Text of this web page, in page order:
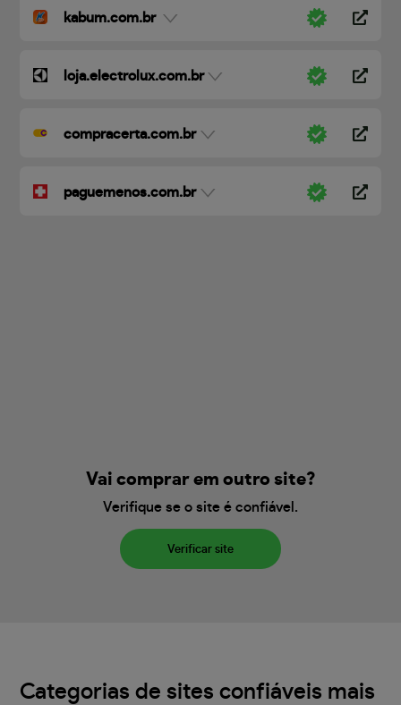
kabum.com.br
loja.electrolux.com.br
compracerta.com.br
paguemenos.com.br
Vai comprar em outro site?
Verifique se o site é confiável.
Verificar site
Categorias de sites confiáveis mais